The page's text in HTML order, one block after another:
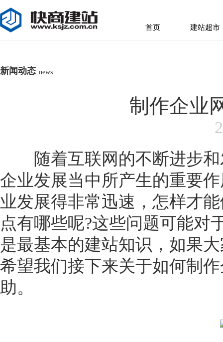
建站超市
建站超市
首页
首页
新闻动态 news
制作企业
随着互联网的不断进步和
企业发展当中所产生的重要
业发展得非常迅速，怎样才
点有哪些呢?这些问题可能对
是最基本的建站知识，如果
希望我们接下来关于如何制
助。